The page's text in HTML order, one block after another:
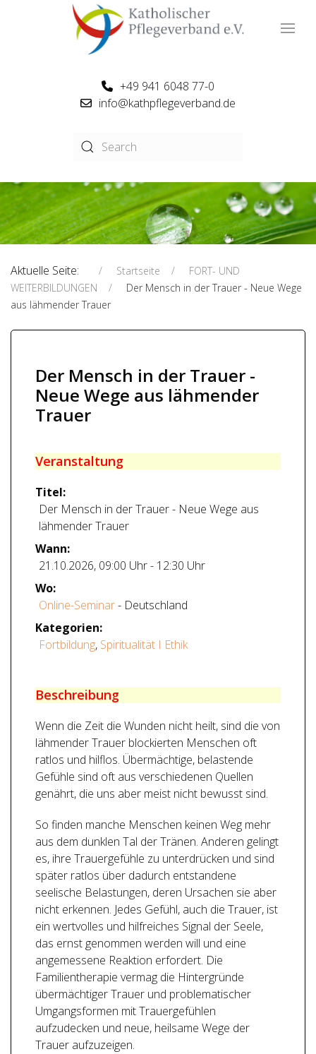
+49 941 6048 77-0
info@kathpflegeverband.de
Aktuelle Seite: Startseite
FORT- UND
WEITERBILDUNGEN
Der Mensch in der Trauer - Neue Wege
aus lähmender Trauer
Der Mensch in der Trauer -
Neue Wege aus lähmender
Trauer
Veranstaltung
Titel:
Der Mensch in der Trauer - Neue Wege aus
lähmender Trauer
Wann:
21.10.2026, 09:00 Uhr- 12:30 Uhr
Wo:
Online-Seminar- Deutschland
Kategorien:
Fortbildung, Spiritualität I Ethik
Beschreibung
Wenn die Zeit die Wunden nicht heilt, sind die von
lähmender Trauer blockierten Menschen oft
ratlos und hilflos. Übermächtige, belastende
Gefühle sind oft aus verschiedenen Quellen
genährt, die uns aber meist nicht bewusst sind.
So finden manche Menschen keinen Weg mehr
aus dem dunklen Tal der Tränen. Anderen gelingt
es, ihre Trauergefühle zu unterdrücken und sind
später ratlos über dadurch entstandene
seelische Belastungen, deren Ursachen sie aber
nicht erkennen. Jedes Gefühl, auch die Trauer, ist
ein wertvolles und hilfreiches Signal der Seele,
das ernst genommen werden will und eine
angemessene Reaktion erfordert. Die
Familientherapie vermag die Hintergründe
übermächtiger Trauer und problematischer
Umgangsformen mit Trauergefühlen
aufzudecken und neue, heilsame Wege der
Trauer aufzuzeigen.